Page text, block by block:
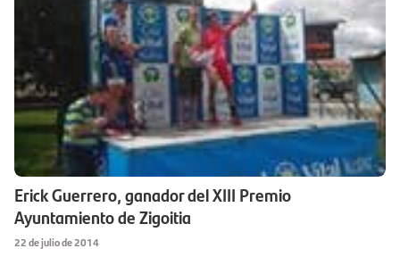
Erick Guerrero, ganador del XIII Premio
Ayuntamiento de Zigoitia
22 de julio de 2014